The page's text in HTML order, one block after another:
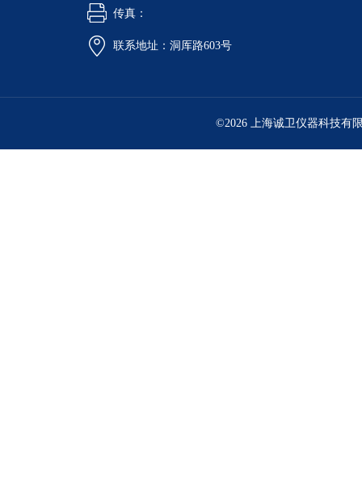
传真：
联系地址：洞厍路603号
©2026 上海诚卫仪器科技有